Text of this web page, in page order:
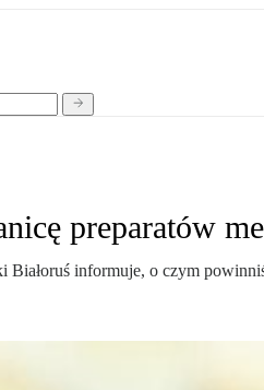
preparatów
Białoruś informuje, o czym